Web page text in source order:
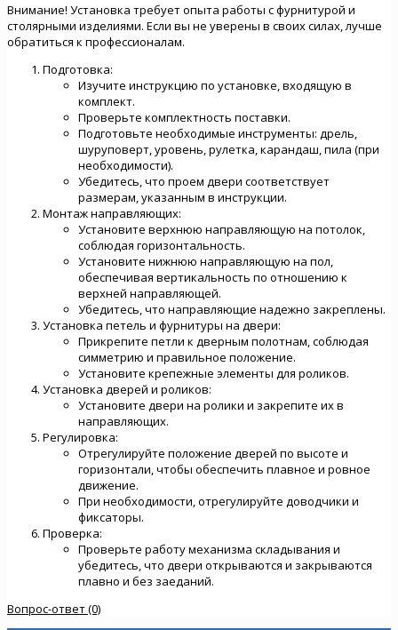
Внимание! Установка требует опыта работы с фурнитурой и
столярными изделиями. Если вы не уверены в своих силах, лучше
обратиться к профессионалам.
Подготовка:
Изучите инструкцию по установке, входящую в
комплект.
Проверьте комплектность поставки.
Подготовьте необходимые инструменты: дрель,
шуруповерт, уровень, рулетка, карандаш, пила (при
необходимости).
Убедитесь, что проем двери соответствует
размерам, указанным в инструкции.
Монтаж направляющих:
Установите верхнюю направляющую на потолок,
соблюдая горизонтальность.
Установите нижнюю направляющую на пол,
обеспечивая вертикальность по отношению к
верхней направляющей.
Убедитесь, что направляющие надежно закреплены.
Установка петель и фурнитуры на двери:
Прикрепите петли к дверным полотнам, соблюдая
симметрию и правильное положение.
Установите крепежные элементы для роликов.
Установка дверей и роликов:
Установите двери на ролики и закрепите их в
направляющих.
Регулировка:
Отрегулируйте положение дверей по высоте и
горизонтали, чтобы обеспечить плавное и ровное
движение.
При необходимости, отрегулируйте доводчики и
фиксаторы.
Проверка:
Проверьте работу механизма складывания и
убедитесь, что двери открываются и закрываются
плавно и без заеданий.
Вопрос-ответ (0)